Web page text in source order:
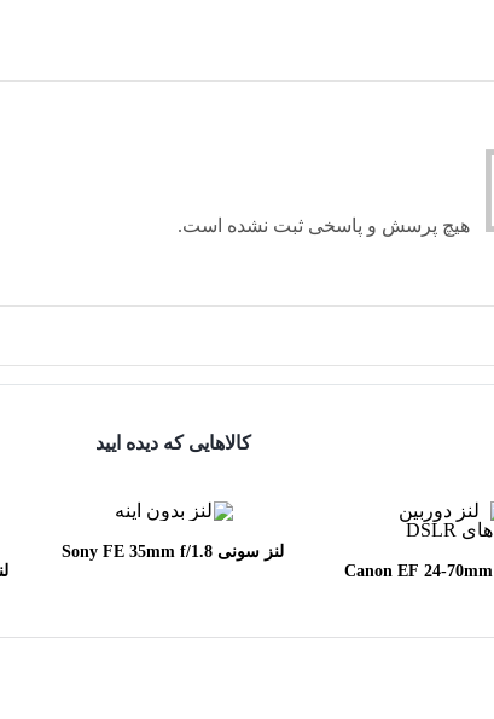
هیچ پرسش و پاسخی ثبت نشده است.
کالاهایی که دیده ایید
لنز کانن Canon EF 24-70mm
لنز سونی Sony FE 35mm f/1.8